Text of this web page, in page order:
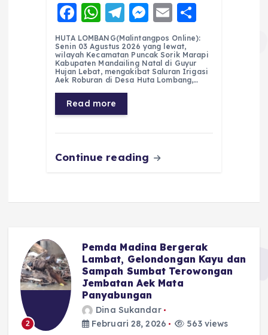
F
a
c
e
b
o
o
k
W
h
a
ts
A
p
p
T
el
e
g
r
a
m
M
e
ss
e
n
er
E
m
ai
l
h
a
re
HUTA LOMBANG(Malintangpos Online):
Senin 03 Agustus 2026 yang lewat,
wilayah Kecamatan Puncak Sorik Marapi
Kabupaten Mandailing Natal di Guyur
Hujan Lebat, mengakibat Saluran Irigasi
Aek Roburan di Desa Huta Lombang,…
Read more
Continue reading
2
Pemda Madina Bergerak
Lambat, Gelondongan Kayu dan
Sampah Sumbat Terowongan
Jembatan Aek Mata
Panyabungan
Dina Sukandar
Februari 28, 2026
563 views